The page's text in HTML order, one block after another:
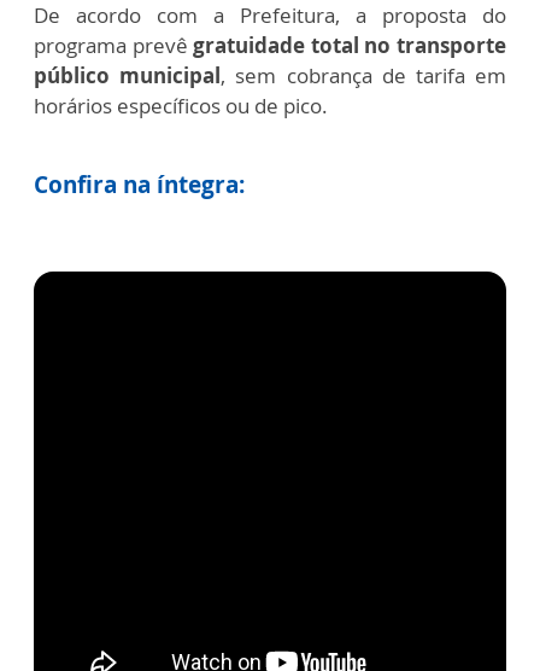
De acordo com a Prefeitura, a proposta do
programa prevêgratuidade total no transporte
público municipal, sem cobrança de tarifa em
horários específicos ou de pico.
Confira na íntegra: